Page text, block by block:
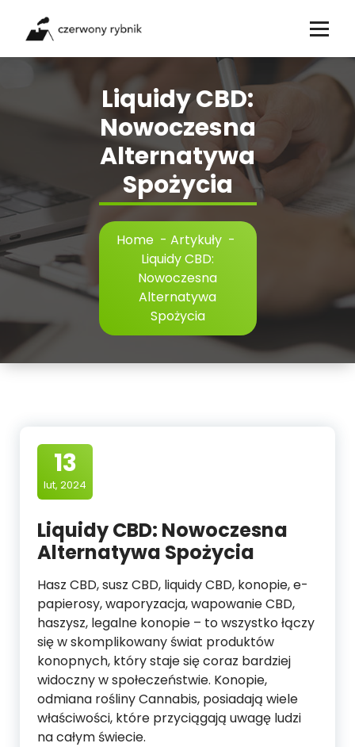
content
Liquidy CBD:
Nowoczesna
Alternatywa
Spożycia
Home - Artykuły -
Liquidy CBD:
Nowoczesna
Alternatywa
Spożycia
13
lut, 2024
Liquidy CBD: Nowoczesna
Alternatywa Spożycia
Hasz CBD, susz CBD, liquidy CBD, konopie, e-
papierosy, waporyzacja, wapowanie CBD,
haszysz, legalne konopie – to wszystko łączy
się w skomplikowany świat produktów
konopnych, który staje się coraz bardziej
widoczny w społeczeństwie. Konopie,
odmiana rośliny Cannabis, posiadają wiele
właściwości, które przyciągają uwagę ludzi
na całym świecie.